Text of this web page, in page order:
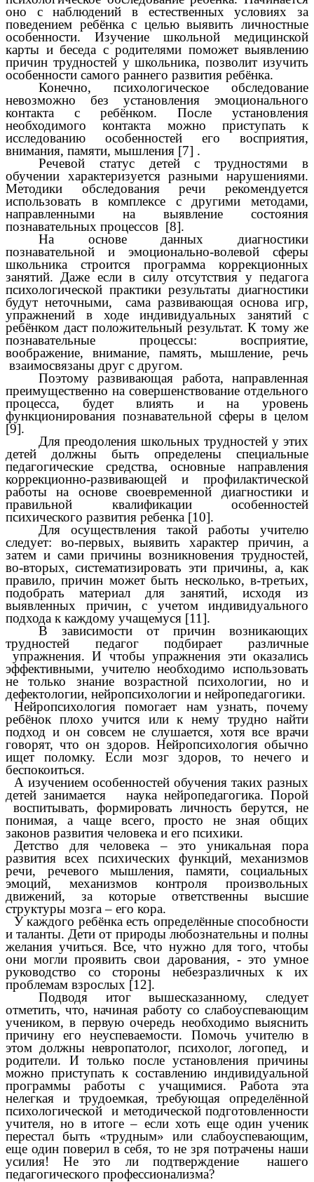
оно с наблюдений в естественных условиях за
поведением ребёнка с целью выявить личностные
особенности. Изучение школьной медицинской
карты и беседа с родителями поможет выявлению
причин трудностей у школьника, позволит изучить
особенности самого раннего развития ребёнка.
Конечно, психологическое обследование
невозможно без установления эмоционального
контакта с ребёнком. После установления
необходимого контакта можно приступать к
исследованию особенностей его восприятия,
внимания, памяти, мышления [7] .
Речевой статус детей с трудностями в
обучении характеризуется разными нарушениями.
Методики обследования речи рекомендуется
использовать в комплексе с другими методами,
направленными на выявление состояния
познавательных процессов [8].
На основе данных диагностики
познавательной и эмоционально-волевой сферы
школьника строится программа коррекционных
занятий. Даже если в силу отсутствия у педагога
психологической практики результаты диагностики
будут неточными, сама развивающая основа игр,
упражнений в ходе индивидуальных занятий с
ребёнком даст положительный результат. К тому же
познавательные процессы: восприятие,
воображение, внимание, память, мышление, речь
взаимосвязаны друг с другом.
Поэтому развивающая работа, направленная
преимущественно на совершенствование отдельного
процесса, будет влиять и на уровень
функционирования познавательной сферы в целом
[9].
Для преодоления школьных трудностей у этих
детей должны быть определены специальные
педагогические средства, основные направления
коррекционно-развивающей и профилактической
работы на основе своевременной диагностики и
правильной квалификации особенностей
психического развития ребенка [10].
Для осуществления такой работы учителю
следует: во-первых, выявить характер причин, а
затем и сами причины возникновения трудностей,
во-вторых, систематизировать эти причины, а, как
правило, причин может быть несколько, в-третьих,
подобрать материал для занятий, исходя из
выявленных причин, с учетом индивидуального
подхода к каждому учащемуся [11].
В зависимости от причин возникающих
трудностей педагог подбирает различные
упражнения. И чтобы упражнения эти оказались
эффективными, учителю необходимо использовать
не только знание возрастной психологии, но и
дефектологии, нейропсихологии и нейропедагогики.
Нейропсихология помогает нам узнать, почему
ребёнок плохо учится или к нему трудно найти
подход и он совсем не слушается, хотя все врачи
говорят, что он здоров. Нейропсихология обычно
ищет поломку. Если мозг здоров, то нечего и
беспокоиться.
А изучением особенностей обучения таких разных
детей занимается наука нейропедагогика. Порой
воспитывать, формировать личность берутся, не
понимая, а чаще всего, просто не зная общих
законов развития человека и его психики.
Детство для человека – это уникальная пора
развития всех психических функций, механизмов
речи, речевого мышления, памяти, социальных
эмоций, механизмов контроля произвольных
движений, за которые ответственны высшие
структуры мозга – его кора.
У каждого ребёнка есть определённые способности
и таланты. Дети от природы любознательны и полны
желания учиться. Все, что нужно для того, чтобы
они могли проявить свои дарования, - это умное
руководство со стороны небезразличных к их
проблемам взрослых [12].
Подводя итог вышесказанному, следует
отметить, что, начиная работу со слабоуспевающим
учеником, в первую очередь необходимо выяснить
причину его неуспеваемости. Помочь учителю в
этом должны невропатолог, психолог, логопед, и
родители. И только после установления причины
можно приступать к составлению индивидуальной
программы работы с учащимися. Работа эта
нелегкая и трудоемкая, требующая определённой
психологической и методической подготовленности
учителя, но в итоге – если хоть еще один ученик
перестал быть «трудным» или слабоуспевающим,
еще один поверил в себя, то не зря потрачены наши
усилия! Не это ли подтверждение нашего
педагогического профессионализма?